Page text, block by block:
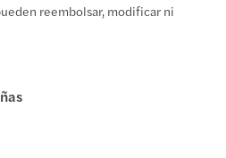
reembolsar, modificar ni